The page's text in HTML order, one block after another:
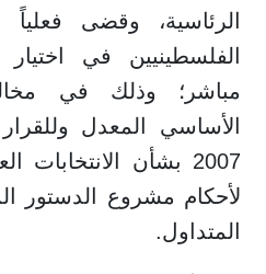
الرئاسية، وقضى
الفلسطينيين في
مباشر؛ وذلك في
2007 بشأن
لأحكام مشروع الدستور
المتداول.